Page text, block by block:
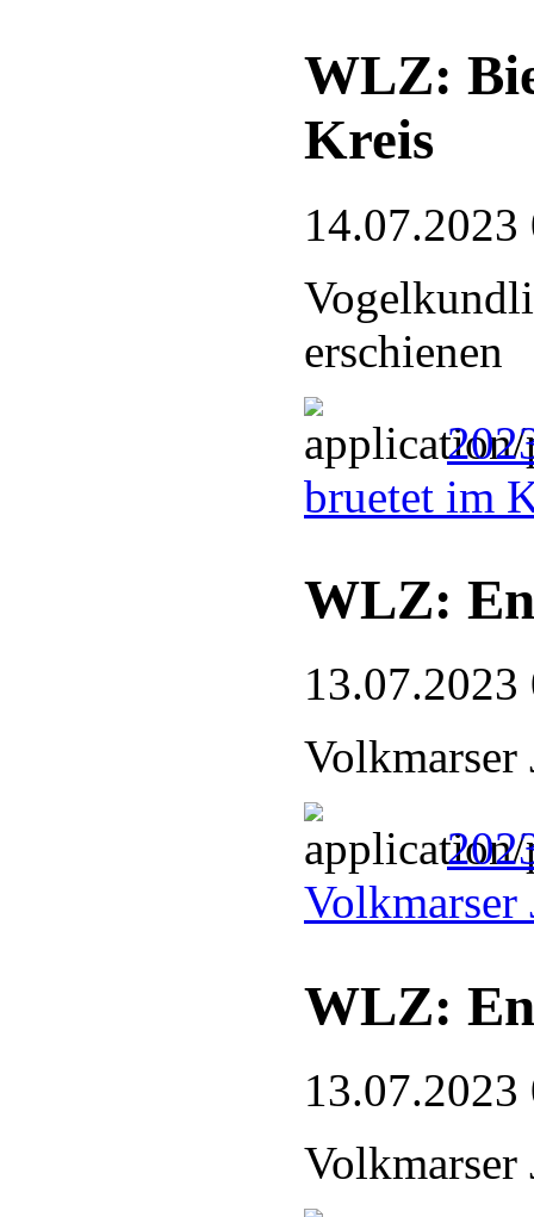
WLZ:
Kreis
14.07.2023
erschienen
bruetet im
WLZ:
13.07.2023
Volkmarser
WLZ:
13.07.2023
Volkmarser